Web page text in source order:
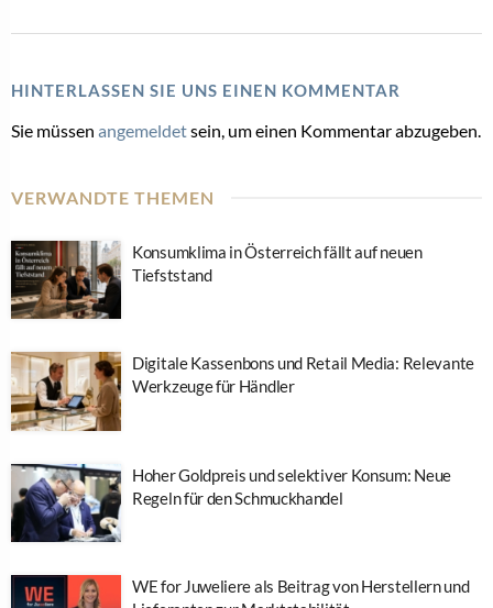
HINTERLASSEN SIE UNS EINEN KOMMENTAR
Sie müssen angemeldetsein, um einen Kommentar abzugeben.
VERWANDTE THEMEN
Konsumklima in Österreich fällt auf neuen
Tiefststand
Digitale Kassenbons und Retail Media: Relevante
Werkzeuge für Händler
Hoher Goldpreis und selektiver Konsum: Neue
Regeln für den Schmuckhandel
WE for Juweliere als Beitrag von Herstellern und